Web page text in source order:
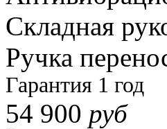
Складная
Ручка
Гарантия 1 год
54 900 руб